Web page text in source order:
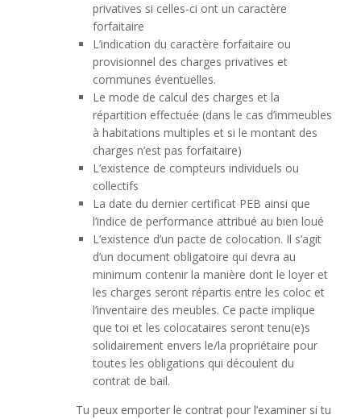
privatives si celles-ci ont un caractère
forfaitaire
L’indication du caractère forfaitaire ou
provisionnel des charges privatives et
communes éventuelles.
Le mode de calcul des charges et la
répartition effectuée (dans le cas d’immeubles
à habitations multiples et si le montant des
charges n’est pas forfaitaire)
L’existence de compteurs individuels ou
collectifs
La date du dernier certificat PEB ainsi que
l’indice de performance attribué au bien loué
L’existence d’un pacte de colocation. Il s’agit
d’un document obligatoire qui devra au
minimum contenir la manière dont le loyer et
les charges seront répartis entre les coloc et
l’inventaire des meubles. Ce pacte implique
que toi et les colocataires seront tenu(e)s
solidairement envers le/la propriétaire pour
toutes les obligations qui découlent du
contrat de bail.
Tu peux emporter le contrat pour l’examiner si tu